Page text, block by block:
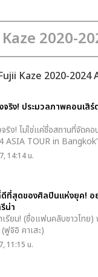
Kaze 2020-2024
ริง! ประมวลภาพคอนเสิ
ริง! ไม่ใช่แค่ชื่อสถานที่จัดค
ASIA TOUR in
14:14 น.
ที่สุดของศิลปินแห่งยุค! อ
น่า
าเรียน! (ชื่อแฟนคลับชาวไท
จิอิ คาเสะ)
11:15 น.